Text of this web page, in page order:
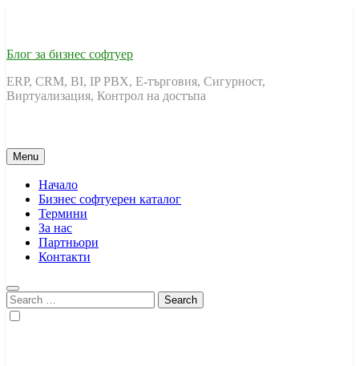
Блог за бизнес софтуер
ERP, CRM, BI, IP PBX, Е-търговия, Сигурност,
Виртуализация, Контрол на достъпа
Menu
Начало
Бизнес софтуерен каталог
Термини
За нас
Партньори
Контакти
Search
for: